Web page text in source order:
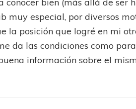
muy especial, por diversos
la posición que logré en mi
da las condiciones como
información sobre el